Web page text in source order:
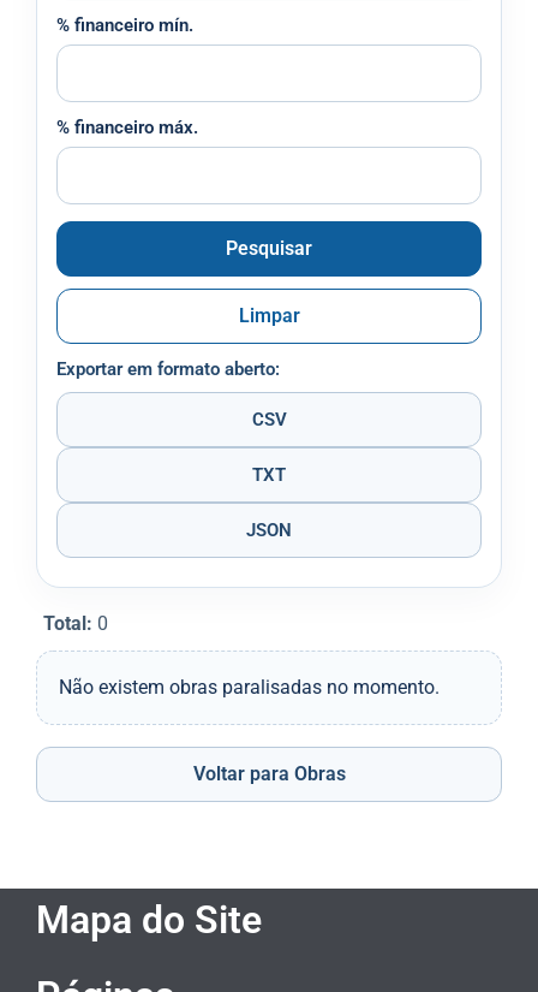
% financeiro mín.
% financeiro máx.
Pesquisar
Limpar
Exportar em formato aberto:
CSV
TXT
JSON
Total: 0
Não existem obras paralisadas no momento.
Voltar para Obras
Mapa do Site